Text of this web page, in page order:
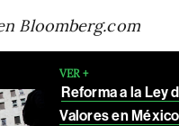
Bloomberg.com
VER +
Reforma a la Ley
Valores en